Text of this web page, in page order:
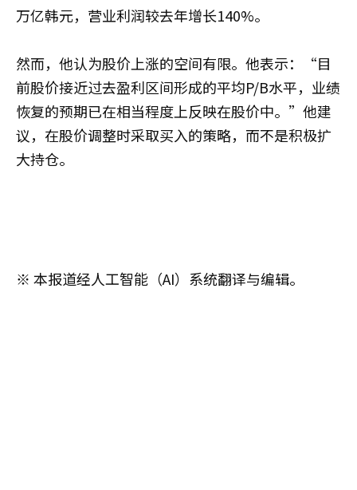
万亿韩元，营业利润较去年增长140%。
然而，他认为股价上涨的空间有限。他表示：“目
前股价接近过去盈利区间形成的平均P/B水平，业绩
恢复的预期已在相当程度上反映在股价中。”他建
议，在股价调整时采取买入的策略，而不是积极扩
大持仓。
※ 本报道经人工智能（AI）系统翻译与编辑。